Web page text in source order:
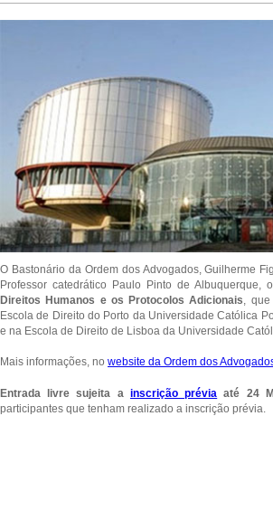
O Bastonário da Ordem dos Advogados, Guilherme
Professor catedrático Paulo Pinto de Albuquerque,
Direitos Humanos e os Protocolos Adicionais
,
Escola de Direito do Porto da Universidade Católica
e na Escola de Direito de Lisboa da Universidade
Mais informações, no website da Ordem dos
Entrada livre sujeita a inscrição prévia até 24
participantes que tenham realizado a inscrição prévia.